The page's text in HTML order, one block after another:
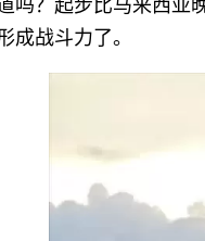
成战斗力了。